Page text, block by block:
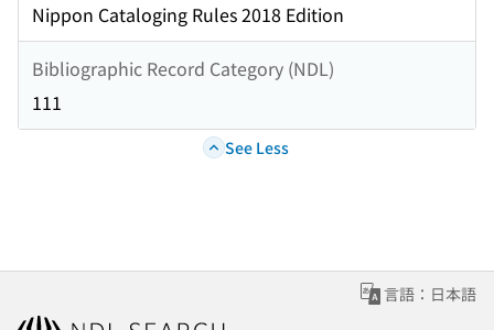
Nippon Cataloging Rules 2018 Edition
Bibliographic Record Category (NDL)
111
See Less
言語：日本語